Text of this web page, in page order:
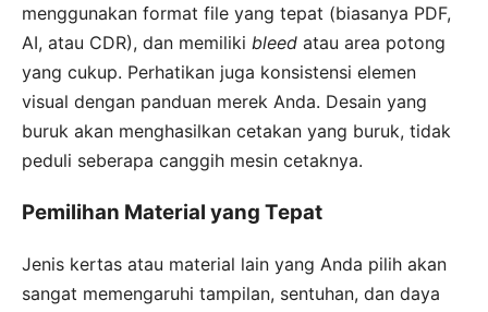
menggunakan format file yang tepat (biasanya PDF,
AI, atau CDR), dan memiliki bleed atau area potong
yang cukup. Perhatikan juga konsistensi elemen
visual dengan panduan merek Anda. Desain yang
buruk akan menghasilkan cetakan yang buruk, tidak
peduli seberapa canggih mesin cetaknya.
Pemilihan Material yang Tepat
Jenis kertas atau material lain yang Anda pilih akan
sangat memengaruhi tampilan, sentuhan, dan daya